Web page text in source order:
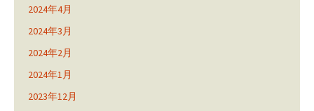
2024年4月
2024年3月
2024年2月
2024年1月
2023年12月